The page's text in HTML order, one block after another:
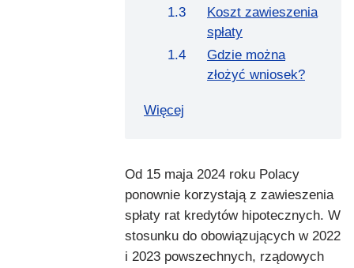
Koszt zawieszenia
spłaty
Gdzie można
złożyć wniosek?
Więcej
Od 15 maja 2024 roku Polacy
ponownie korzystają z zawieszenia
spłaty rat kredytów hipotecznych. W
stosunku do obowiązujących w 2022
i 2023 powszechnych, rządowych